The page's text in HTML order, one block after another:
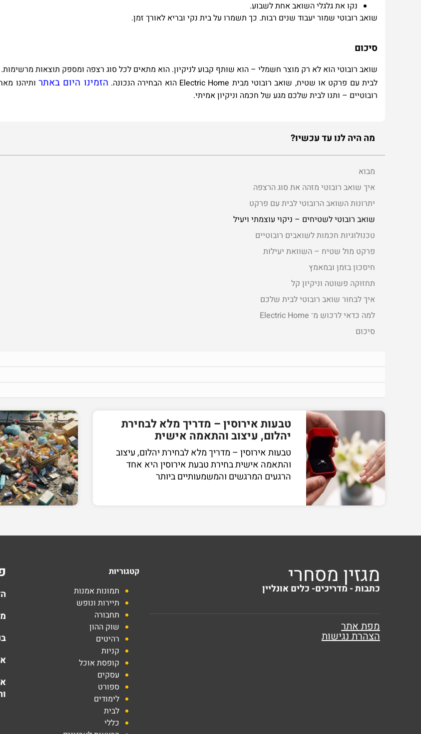
נקו את גלגלי השואב אחת לשבוע.
שואב רובוטי שמור יעבוד שנים רבות. כך תשמרו על בית נקי ובריא לאורך זמן.
סיכום
שואב רובוטי הוא לא רק מוצר חשמלי – הוא שותף קבוע לניקיון. הוא מתאים לכל סוג רצפה ומספק תוצאות
לבית עם פרקט או שטיח, שואב רובוטי מבית
הוא הבחירה הנכונה. הזמינו היום באתרותיהנו
רובוטיים – ותנו לבית שלכם מגע של חכמה וניקיון אמיתי.
מה היה לנו עד עכשיו?
מבוא
איך שואב רובוטי מזהה את סוג הרצפה
יתרונות השואב הרובוטי לבית עם פרקט
שואב רובוטי לשטיחים – ניקוי עוצמתי ויעיל
טכנולוגיות חכמות לשואבים רובוטיים
פרקט מול שטיח – השוואת יעילות
חיסכון בזמן ובמאמץ
תחזוקה פשוטה וניקיון קל
איך לבחור שואב רובוטי לבית שלכם
למה כדאי לרכוש מ־ Electric Home
סיכום
טבעות אירוסין – מדריך מלא לבחירת
יהלום, עיצוב והתאמה אישית
טבעות אירוסין – מדריך מלא לבחירת יהלום, עיצוב
והתאמה אישית בחירת טבעת אירוסין היא אחד
הרגעים המרגשים והמשמעותיים ביותר
מגזין מסחרי
כתבות - מדריכים- כלים אונליין
מפת אתר
הצהרת נגישות
קטגוריות
תמונות אמנות
תיירות ונופש
תחבורה
שוק ההון
רהיטים
קניות
קופסת אוכל
עסקים
ספורט
לימודים
לבית
כללי